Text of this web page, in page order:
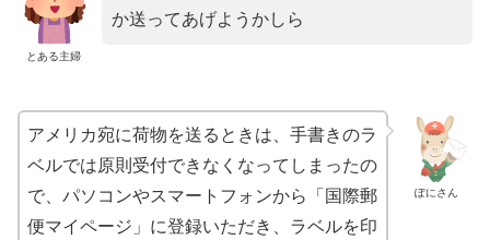
とある主婦
か送ってあげようかしら
ぽにさん
アメリカ宛に荷物を送るときは、手書きのラ
ベルでは原則受付できなくなってしまったの
で、パソコンやスマートフォンから「国際郵
便マイページ」に登録いただき、ラベルを印